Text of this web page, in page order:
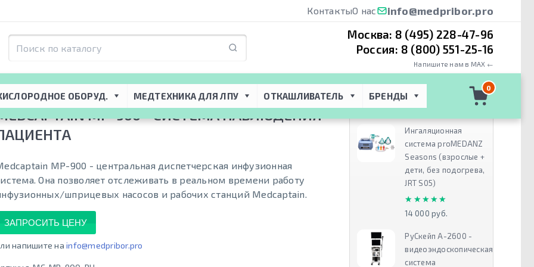
КонтактыО нас info@medpribor.pro
Москва: 8 (495) 228-47-96
Россия: 8 (800) 551-25-16
Напишите нам в MAX ←
ОБОРУД. МЕДТЕХНИКА ДЛЯ ЛПУ ОТКАШЛИВАТЕЛЬ БРЕНДЫ
0
MP-900 - СИСТЕМА НАБЛЮДЕНИЯ
MP-900 - центральная диспетчерская инфузионная
Она позволяет отслеживать в реальном времени работу
шприцевых насосов и рабочих станций Medcaptain.
ЗАПРОСИТЬ ЦЕНУ
напишите наinfo@medpribor.pro
Рекомендуем
Ингаляционная
система proMEDANZ
Seasons (взрослые +
дети, без подогрева,
JRT S05)
★★★★★
★★★★★
14 000 руб.
РуСкейп А-2600 -
видеоэндоскопическая
система